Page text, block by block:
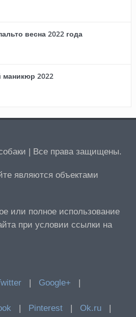
весна 2022 года
маникюр 2022
| Все права защищены.
являются объектами
или полное использование
при условии ссылки на
| Google+ |
| Pinterest | Ok.ru |